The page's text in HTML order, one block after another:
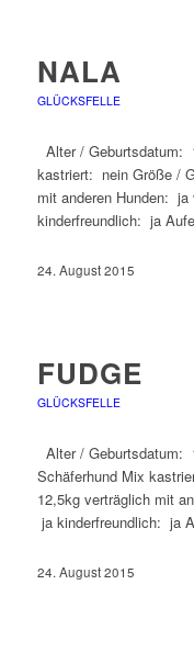
NALA
GLÜCKSFELLE
Alter / Geburtsdatum:
kastriert: nein Größe /
mit anderen Hunden:
kinderfreundlich: ja
24. August 2015
FUDGE
GLÜCKSFELLE
Alter / Geburtsdatum:
Schäferhund Mix
12,5kg verträglich mit
ja kinderfreundlich: ja
24. August 2015